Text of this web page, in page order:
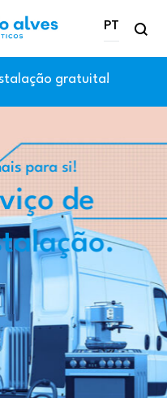
PT
PT
gratuita!
para si!
de